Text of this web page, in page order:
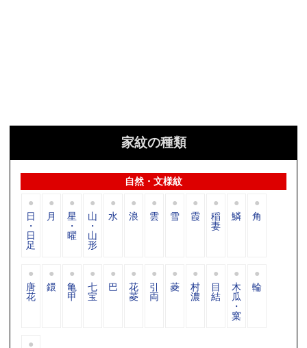
家紋の種類
自然・文様紋
日
・
日
足
月 星
・
曜
山
・
山
形
水 浪 雲 雪 霞 稲
妻
鱗 角
唐
花
鐶 亀
甲
七
宝
巴 花
菱
引
両
菱 村
濃
目
結
木
瓜
・
窠
輪